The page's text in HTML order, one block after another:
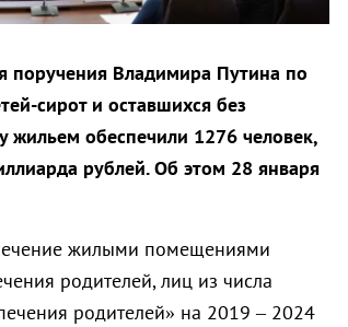
поручения Владимира Путина по
сирот и оставшихся без
жильем обеспечили 1276 человек,
рублей. Об этом 28 января
жилыми помещениями
родителей, лиц из числа
родителей» на 2019 – 2024